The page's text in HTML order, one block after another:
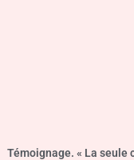
Témoignage. « La seule